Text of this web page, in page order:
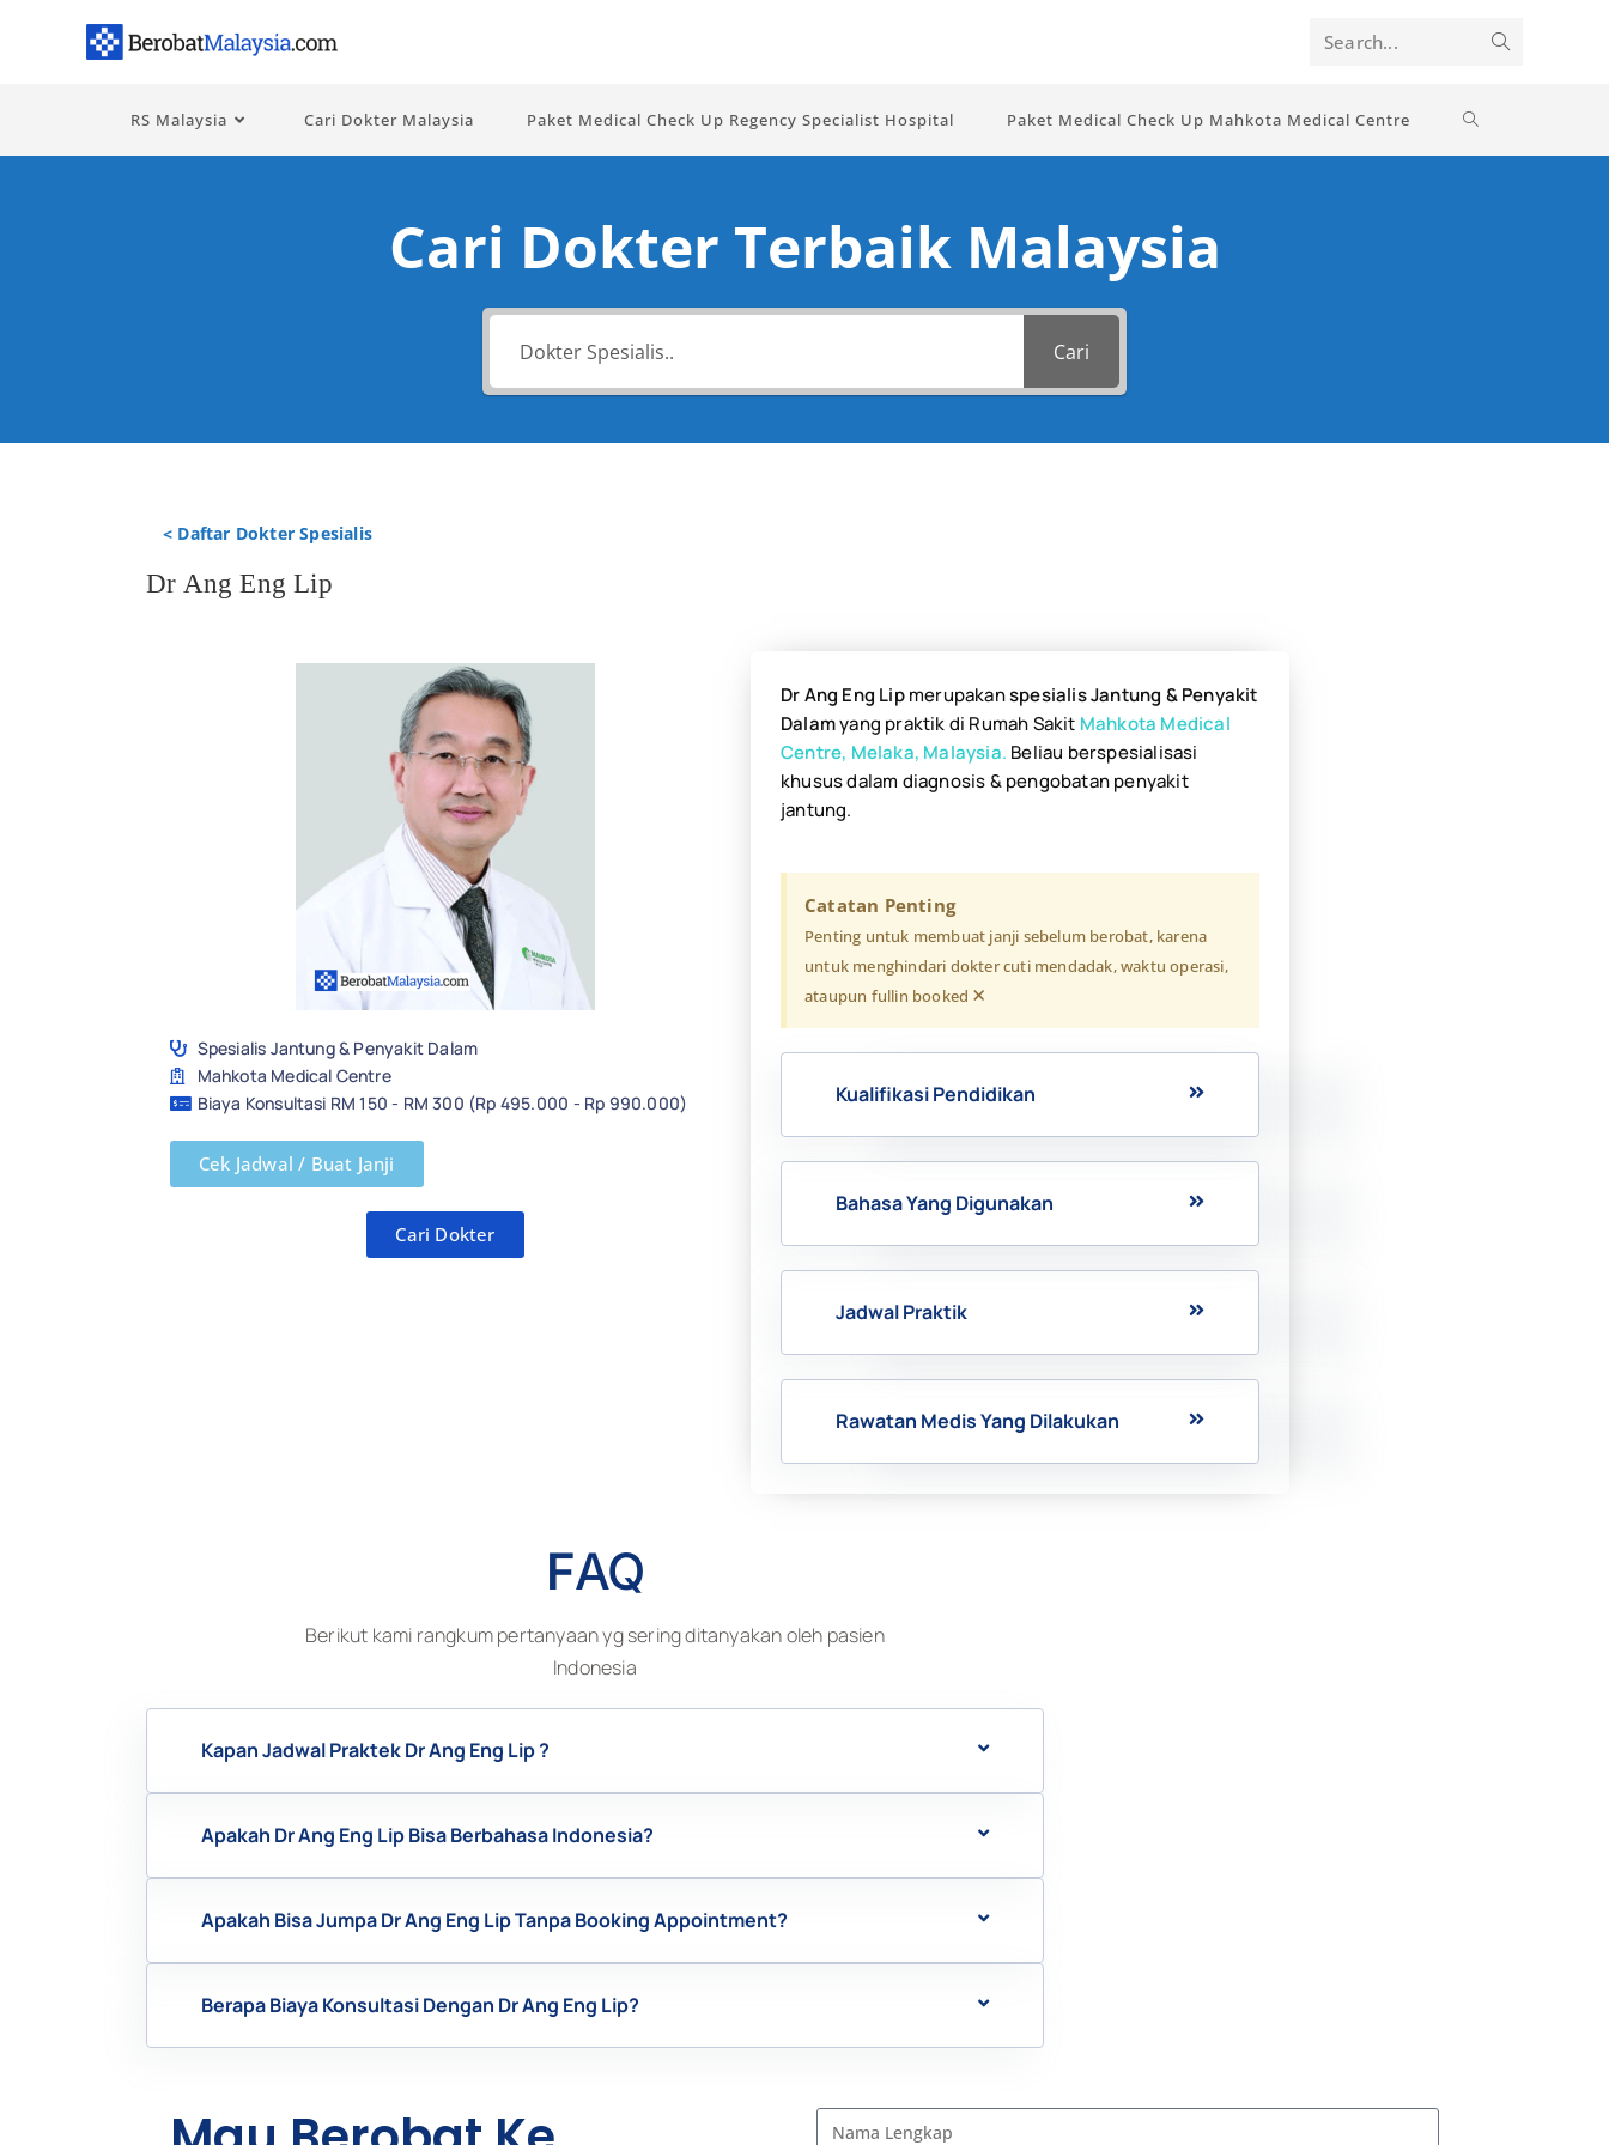
Search...
RS Malaysia Cari Dokter Malaysia Paket Medical Check Up Regency Specialist Hospital Paket Medical Check Up Mahkota Medical Centre
Cari Dokter Terbaik Malaysia
Cari
< Daftar Dokter Spesialis
Dr Ang Eng Lip
Spesialis Jantung & Penyakit Dalam
Mahkota Medical Centre
Biaya Konsultasi RM 150 - RM 300 (Rp 495.000 - Rp 990.000)
Cek Jadwal / Buat Janji
Cari Dokter
Dr Ang Eng Lipmerupakanspesialis Jantung & Penyakit
Dalamyang praktik di Rumah Sakit Mahkota Medical
Centre, Melaka, Malaysia. Beliau berspesialisasi
khusus dalam diagnosis & pengobatan penyakit
jantung.
Catatan Penting
Penting untuk membuat janji sebelum berobat, karena
untuk menghindari dokter cuti mendadak, waktu operasi,
ataupun fullin booked ×
Kualifikasi Pendidikan
Bahasa Yang Digunakan
Jadwal Praktik
Rawatan Medis Yang Dilakukan
FAQ
Berikut kami rangkum pertanyaan yg sering ditanyakan oleh pasien
Indonesia
Kapan Jadwal Praktek Dr Ang Eng Lip ?
Apakah Dr Ang Eng Lip Bisa Berbahasa Indonesia?
Apakah Bisa Jumpa Dr Ang Eng Lip Tanpa Booking Appointment?
Berapa Biaya Konsultasi Dengan Dr Ang Eng Lip?